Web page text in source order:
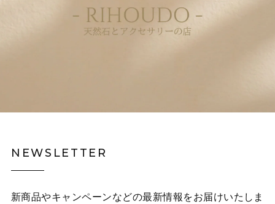
NEWSLETTER
新商品やキャンペーンなどの最新情報をお届けいたしま